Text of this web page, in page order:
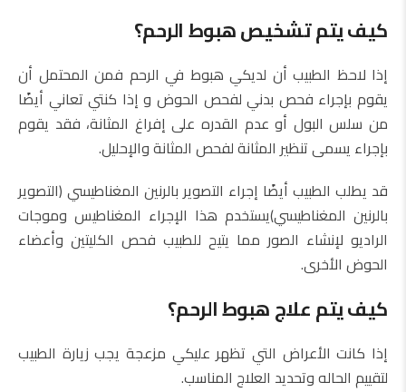
كيف يتم تشخيص هبوط الرحم؟
إذا لاحظ الطبيب أن لديكي هبوط في الرحم فمن المحتمل أن
يقوم بإجراء فحص بدني لفحص الحوض و إذا كنتي تعاني أيضًا
من سلس البول أو عدم القدره على إفراغ المثانة، فقد يقوم
بإجراء يسمى تنظير المثانة لفحص المثانة والإحليل.
قد يطلب الطبيب أيضًا إجراء التصوير بالرنين المغناطيسي (التصوير
بالرنين المغناطيسي)يستخدم هذا الإجراء المغناطيس وموجات
الراديو لإنشاء الصور مما يتيح للطبيب فحص الكليتين وأعضاء
الحوض الأخرى.
كيف يتم علاج هبوط الرحم؟
إذا كانت الأعراض التي تظهر عليكي مزعجة يجب زيارة الطبيب
لتقييم الحاله وتحديد العلاج المناسب.